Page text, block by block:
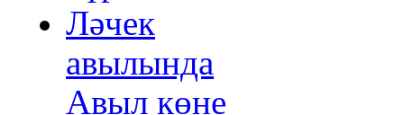
Ләчек
авылында
Авыл көне